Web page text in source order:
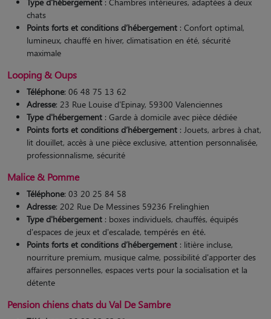
chats
Points forts et conditions d’hébergement : Confort optimal,
lumineux, chauffé en hiver, climatisation en été, sécurité
maximale
Looping & Oups
Téléphone: 06 48 75 13 62
Adresse: 23 Rue Louise d'Epinay, 59300 Valenciennes
Type d'hébergement : Garde à domicile avec pièce dédiée
Points forts et conditions d’hébergement : Jouets, arbres à chat,
lit douillet, accès à une pièce exclusive, attention personnalisée,
professionnalisme, sécurité​
Malice & Pomme
Téléphone: 03 20 25 84 58
Adresse: 202 Rue De Messines 59236 Frelinghien
Type d'hébergement : boxes individuels, chauffés, équipés
d'espaces de jeux et d'escalade, tempérés en été.
Points forts et conditions d’hébergement : litière incluse,
nourriture premium, musique calme, possibilité d'apporter des
affaires personnelles, espaces verts pour la socialisation et la
détente
Pension chiens chats du Val De Sambre